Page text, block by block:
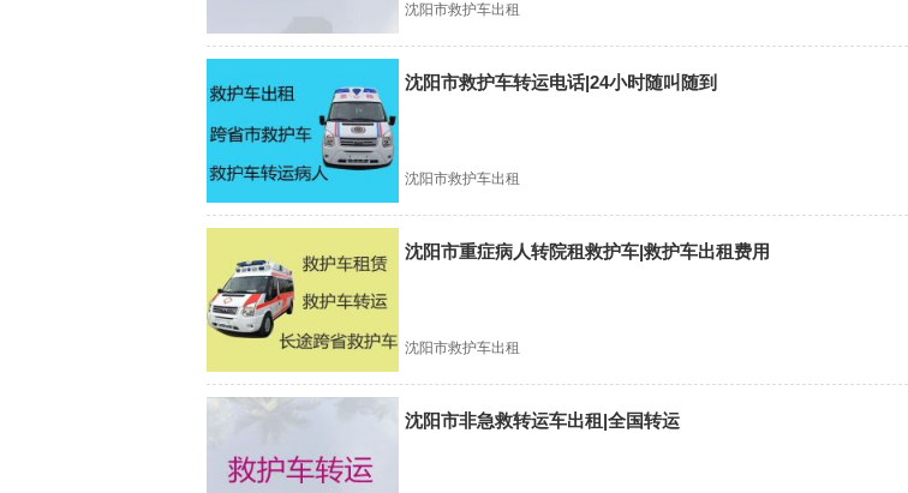
沈阳市救护车出租
沈阳市救护车转运电话|24小时随叫随到
沈阳市救护车出租
沈阳市重症病人转院租救护车|救护车出租费用
沈阳市救护车出租
沈阳市非急救转运车出租|全国转运